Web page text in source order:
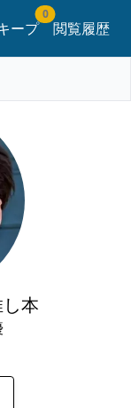
ープ
0
閲覧履歴
本